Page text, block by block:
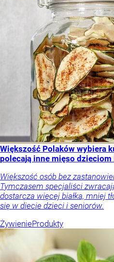
Większość Polaków wybiera
polecają inne mięso
Większość osób bez
Tymczasem specjaliści
dostarcza więcej białka, mniej
się w diecie dzieci i seniorów.
ŻywienieProdukty